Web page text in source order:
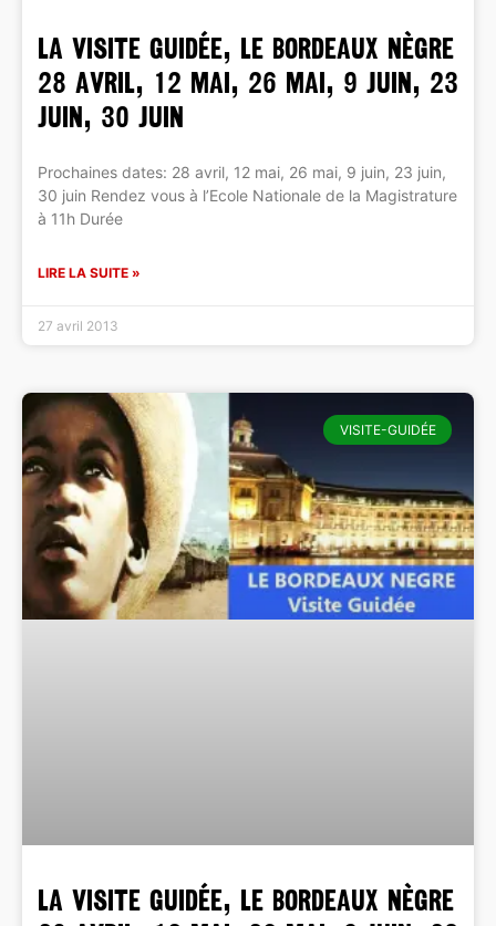
La Visite Guidée, Le Bordeaux Nègre
28 avril, 12 mai, 26 mai, 9 juin, 23
juin, 30 juin
Prochaines dates: 28 avril, 12 mai, 26 mai, 9 juin, 23 juin,
30 juin Rendez vous à l’Ecole Nationale de la Magistrature
à 11h Durée
LIRE LA SUITE »
27 avril 2013
VISITE-GUIDÉE
La Visite Guidée, Le Bordeaux Nègre